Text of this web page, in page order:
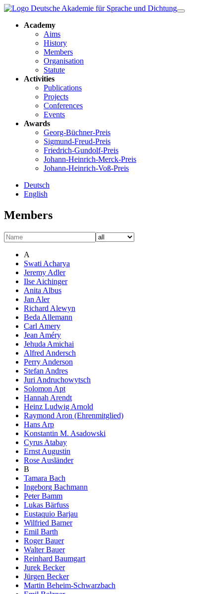
Academy
Aims
History
Members
Organisation
Statute
Activities
Publications
Projects
Conferences
Events
Awards
Georg-Büchner-Preis
Sigmund-Freud-Preis
Friedrich-Gundolf-Preis
Johann-Heinrich-Merck-Preis
Johann-Heinrich-Voß-Preis
Deutsch
English
Members
A
Swati Acharya
Jeremy Adler
Ilse Aichinger
Anita Albus
Jan Aler
Richard Alewyn
Beda Allemann
Carl Amery
Jean Améry
Jehuda Amichai
Alfred Andersch
Perry Anderson
Stefan Andres
Juri Andruchowytsch
Solomon Apt
Hannah Arendt
Heinz Ludwig Arnold
Raymond Aron (Ehrenmitglied)
Hans Arp
Konstantin M. Asadowski
Cyrus Atabay
Ernst Augustin
Rose Ausländer
B
Tamara Bach
Ingeborg Bachmann
Peter Bamm
Lukas Bärfuss
Eustaquio Barjau
Wilfried Barner
Emil Barth
Roger Bauer
Walter Bauer
Reinhard Baumgart
Jurek Becker
Jürgen Becker
Martin Beheim-Schwarzbach